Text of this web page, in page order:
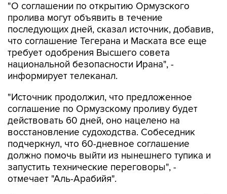
"О соглашении по открытию Ормузского
пролива могут объявить в течение
последующих дней, сказал источник, добавив,
что соглашение Тегерана и Маската все еще
требует одобрения Высшего совета
национальной безопасности Ирана", -
информирует телеканал.
"Источник продолжил, что предложенное
соглашение по Ормузскому проливу будет
действовать 60 дней, оно нацелено на
восстановление судоходства. Собеседник
подчеркнул, что 60-дневное соглашение
должно помочь выйти из нынешнего тупика и
запустить технические переговоры", -
отмечает "Аль-Арабийя".